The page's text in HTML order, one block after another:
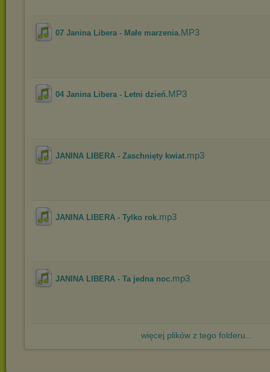
07 Janina Libera - Małe marzenia.MP3
04 Janina Libera - Letni dzień.MP3
JANINA LIBERA - Zaschnięty kwiat.mp3
JANINA LIBERA - Tylko rok.mp3
JANINA LIBERA - Ta jedna noc.mp3
więcej plików z tego folderu...